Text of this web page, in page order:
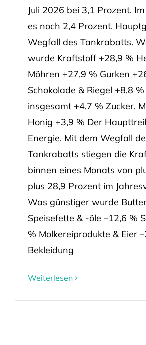
Juli 2026 bei 3,1 Prozent.
es noch 2,4 Prozent.
Wegfall des Tankrabatts.
wurde Kraftstoff +28,9 %
Möhren +27,9 % Gurken
Schokolade & Riegel +8,8
insgesamt +4,7 % Zucker,
Honig +3,9 % Der
Energie. Mit dem Wegfall
Tankrabatts stiegen die
binnen eines Monats von
plus 28,9 Prozent im
Was günstiger wurde
Speisefette & -öle –12,6 %
% Molkereiprodukte & Eier
Bekleidung
Weiterlesen